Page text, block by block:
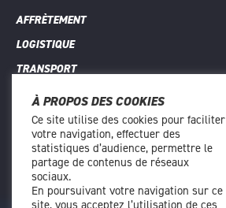
AFFRÈTEMENT
LOGISTIQUE
TRANSPORT
TOUS LES ARTICLES
CONTACT
1 RUE DE CHARAINTRU
91360 EPINAY-SUR-ORGE
01 69 33 19 19
À PROPOS DES COOKIES
Ce site utilise des cookies pour faciliter
votre navigation, effectuer des
statistiques d’audience, permettre le
partage de contenus de réseaux
sociaux.
En poursuivant votre navigation sur ce
site, vous acceptez l’utilisation de ces